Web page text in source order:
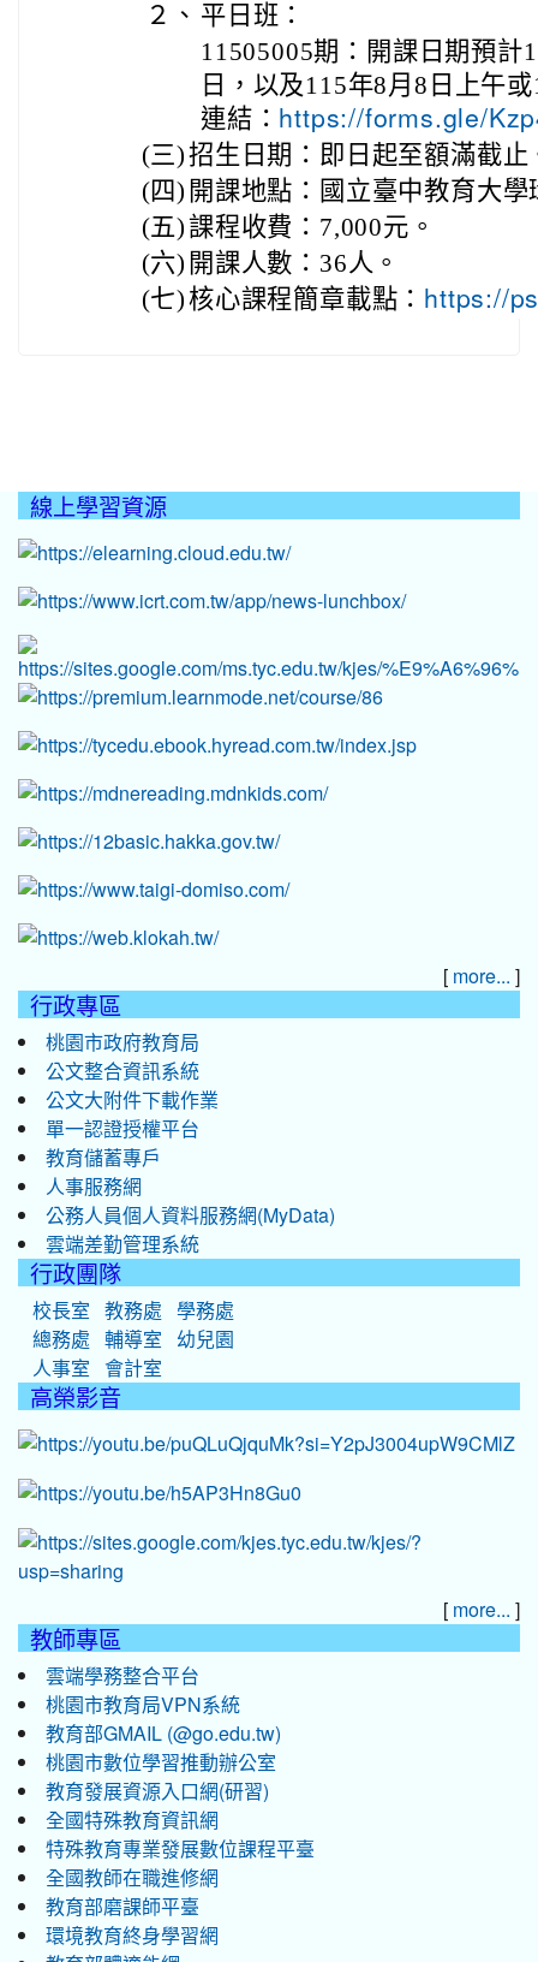
２、 平日班：
11505005期：開課日期預計
日，以及115年8月8日上午
連結： https://forms.gle/
(三)招生日期：即日起至額滿截止
(四) 開課地點：國立臺中教育大學
(五)課程收費：7,000元。
(六) 開課人數：36人。
(七)核心課程簡章載點： https://
線上學習資源
[ more... ]
行政專區
桃園市政府教育局
公文整合資訊系統
公文大附件下載作業
單一認證授權平台
教育儲蓄專戶
人事服務網
公務人員個人資料服務網(MyData)
雲端差勤管理系統
行政團隊
校長室 教務處
學務處
總務處
輔導室
幼兒園
人事室
會計室
高榮影音
[ more... ]
教師專區
雲端學務整合平台
桃園市教育局VPN系統
教育部GMAIL (@go.edu.tw)
桃園市數位學習推動辦公室
教育發展資源入口網(研習)
全國特殊教育資訊網
特殊教育專業發展數位課程平臺
全國教師在職進修網
教育部磨課師平臺
環境教育終身學習網